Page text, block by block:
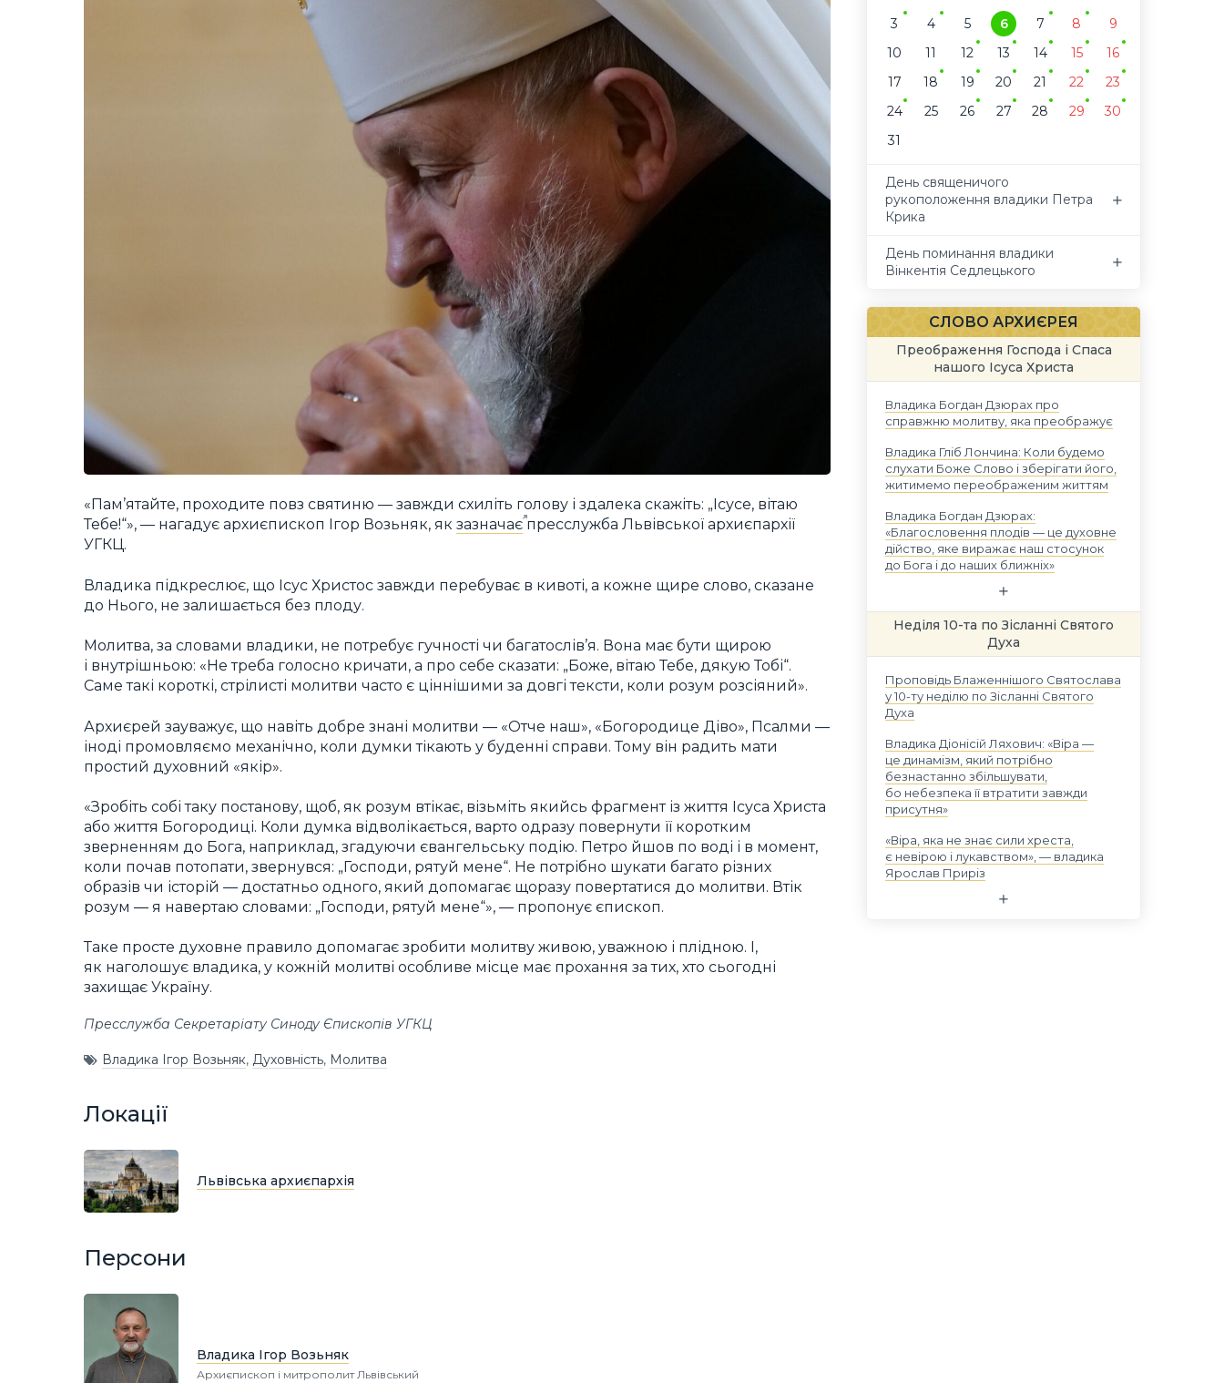
«Пам’ятайте, проходите повз святиню — завжди схиліть голову і здалека скажіть: „Ісусе, вітаю
Тебе!“», — нагадує архиєпископ Ігор Возьняк, як зазначаєпресслужба Львівської архиєпархії
УГКЦ.
Владика підкреслює, що Ісус Христос завжди перебуває в кивоті, а кожне щире слово, сказане
до Нього, не залишається без плоду.
Молитва, за словами владики, не потребує гучності чи багатослів’я. Вона має бути щирою
і внутрішньою: «Не треба голосно кричати, а про себе сказати: „Боже, вітаю Тебе, дякую Тобі“.
Саме такі короткі, стрілисті молитви часто є ціннішими за довгі тексти, коли розум розсіяний».
Архиєрей зауважує, що навіть добре знані молитви — «Отче наш», «Богородице Діво», Псалми —
іноді промовляємо механічно, коли думки тікають у буденні справи. Тому він радить мати
простий духовний «якір».
«Зробіть собі таку постанову, щоб, як розум втікає, візьміть якийсь фрагмент із життя Ісуса Христа
або життя Богородиці. Коли думка відволікається, варто одразу повернути її коротким
зверненням до Бога, наприклад, згадуючи євангельську подію. Петро йшов по воді і в момент,
коли почав потопати, звернувся: „Господи, рятуй мене“. Не потрібно шукати багато різних
образів чи історій — достатньо одного, який допомагає щоразу повертатися до молитви. Втік
розум ― я навертаю словами: „Господи, рятуй мене“», — пропонує єпископ.
Таке просте духовне правило допомагає зробити молитву живою, уважною і плідною. І,
як наголошує владика, у кожній молитві особливе місце має прохання за тих, хто сьогодні
захищає Україну.
Пресслужба Секретаріату Синоду Єпископів УГКЦ
Владика Ігор Возьняк, Духовність, Молитва
Локації
Львівська архиєпархія
Персони
Владика Ігор Возьняк
Архиєпископ і митрополит Львівський
3
4 5 6 7 8
9
10
11 12 13 14 15
16
17
18 19 20 21 22
23
24
25 26 27 28 29
30
31
День священичого
рукоположення владики Петра
Крика
День поминання владики
Вінкентія Седлецького
СЛОВО АРХИЄРЕЯ
Преображення Господа і Спаса
нашого Ісуса Христа
Владика Богдан Дзюрах про
справжню молитву, яка преображує
Владика Гліб Лончина: Коли будемо
слухати Боже Слово і зберігати його,
житимемо переображеним життям
Владика Богдан Дзюрах:
«Благословення плодів — це духовне
дійство, яке виражає наш стосунок
до Бога і до наших ближніх»
Неділя 10-та по Зісланні Святого
Духа
Проповідь Блаженнішого Святослава
у 10-ту неділю по Зісланні Святого
Духа
Владика Діонісій Ляхович: «Віра —
це динамізм, який потрібно
безнастанно збільшувати,
бо небезпека її втратити завжди
присутня»
«Віра, яка не знає сили хреста,
є невірою і лукавством», — владика
Ярослав Приріз